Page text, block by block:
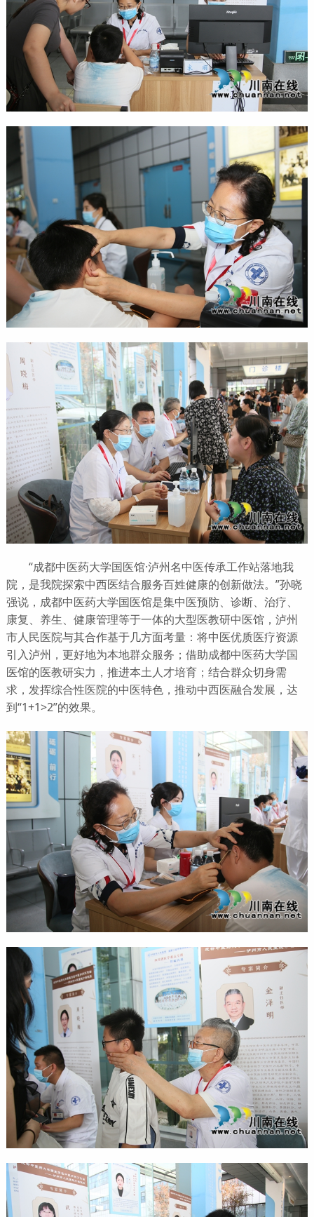
“成都中医药大学国医馆·泸州名中医传承工作站落地我
院，是我院探索中西医结合服务百姓健康的创新做法。”孙晓
强说，成都中医药大学国医馆是集中医预防、诊断、治疗、
康复、养生、健康管理等于一体的大型医教研中医馆，泸州
市人民医院与其合作基于几方面考量：将中医优质医疗资源
引入泸州，更好地为本地群众服务；借助成都中医药大学国
医馆的医教研实力，推进本土人才培育；结合群众切身需
求，发挥综合性医院的中医特色，推动中西医融合发展，达
到“1+1>2”的效果。